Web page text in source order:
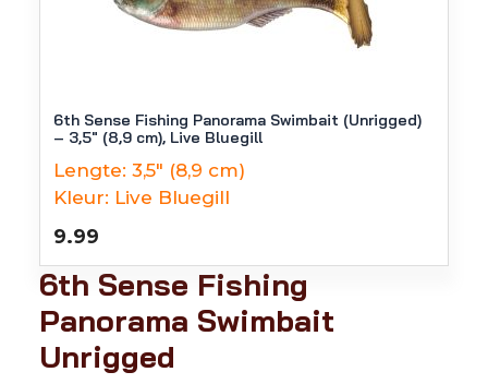
6th Sense Fishing Panorama Swimbait (Unrigged)
– 3,5″ (8,9 cm), Live Bluegill
Lengte: 3,5" (8,9 cm)
Kleur: Live Bluegill
9.99
6th Sense Fishing
Panorama Swimbait
Unrigged